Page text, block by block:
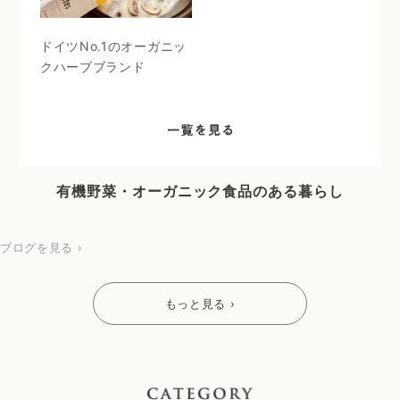
ドイツNo.1のオーガニッ
クハーブブランド
有機野菜・オーガニック食品のある暮らし
ブログを見る ›
もっと見る ›